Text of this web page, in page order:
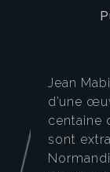
Jean
d’une
centaine
sont